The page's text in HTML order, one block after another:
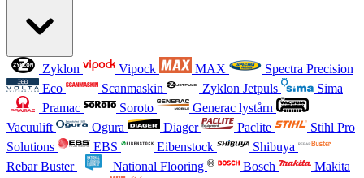
Zyklon Vipock MAX
Spectra Precision
Eco
Scanmaskin Zyklon Jetpuls
Sima
Pramac
Soroto
Generac lystårn
Vacuulift
Ogura Diager Paclite
Stihl Pro
Solutions
EBS Eibenstock
Shibuya
Rebar Buster
National Flooring Bosch
Makita